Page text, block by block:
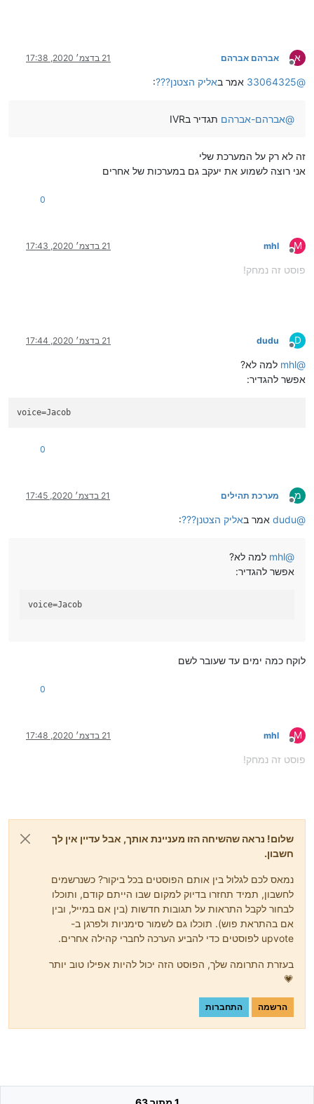
א
מנותק
אברהם אברהם 21 בדצמ׳ 2020, 17:38
@
33064325 אמר באליק הצטנן???:
@אברהם-אברהם תגדיר בIVR
זה לא רק על המערכת שלי
אני רוצה לשמוע את יעקב גם במערכות של אחרים
0
M
מנותק
mhl 21 בדצמ׳ 2020, 17:43
פוסט זה נמחק!
D
מנותק
dudu 21 בדצמ׳ 2020, 17:44
@
mhl למה לא?
אפשר להגדיר:
voice=Jacob
0
מ
מנותק
מערכת תהילים 21 בדצמ׳ 2020, 17:45
@
dudu אמר באליק הצטנן???:
@
mhl למה לא?
אפשר להגדיר:
voice=Jacob
לוקח כמה ימים עד שעובר לשם
0
M
מנותק
mhl 21 בדצמ׳ 2020, 17:48
פוסט זה נמחק!
שלום! נראה שהשיחה הזו מעניינת אותך, אבל עדיין אין לך
חשבון.
נמאס לכם לגלול בין אותם הפוסטים בכל ביקור? כשנרשמים
לחשבון, תמיד תחזרו בדיוק למקום שבו הייתם קודם, ותוכלו
לבחור לקבל התראות על תגובות חדשות (בין אם במייל, ובין
אם בהתראת פוש). תוכלו גם לשמור סימניות ולפרגן ב-
upvote לפוסטים כדי להביע הערכה לחברי קהילה אחרים.
בעזרת התרומה שלך, הפוסט הזה יכול להיות אפילו טוב יותר
💗
הרשמה התחברות